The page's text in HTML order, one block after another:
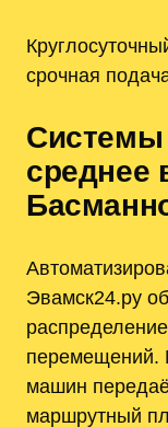
срочная
Системы
среднее
Эвамск24.ру
перемещений.
машин
маршрутный